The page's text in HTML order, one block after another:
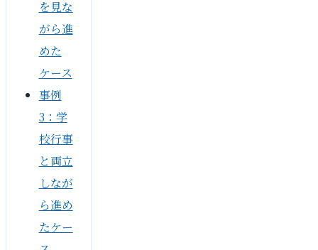
を見な
がら進
めた
ケース
事例
3：学
校行事
と両立
しなが
ら進め
たケー